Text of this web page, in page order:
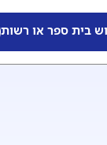
בית ספר או רשות